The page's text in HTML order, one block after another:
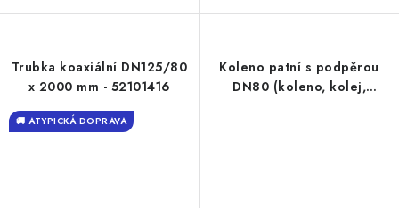
Trubka koaxiální DN125/80
x 2000 mm - 52101416
🚚 ATYPICKÁ DOPRAVA
Koleno patní s podpěrou
DN80 (koleno, kolej,